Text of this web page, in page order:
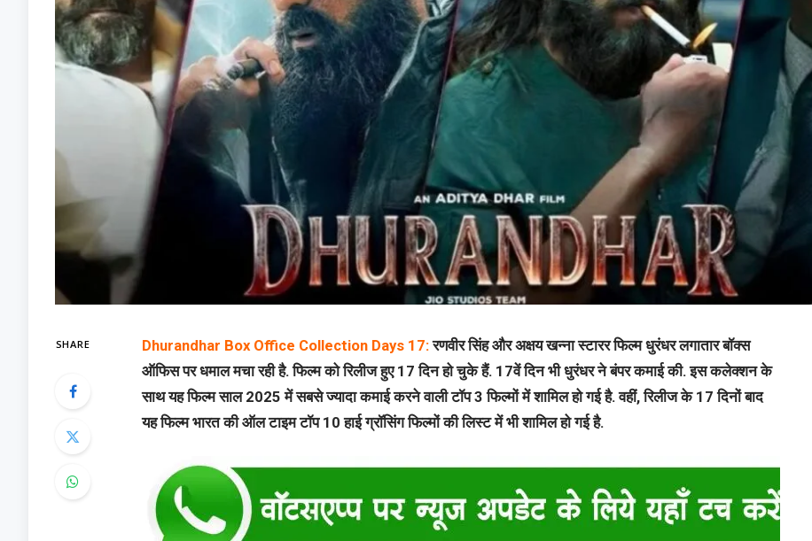
SHARE Dhurandhar Box Office Collection Days 17:रणवीर सिंह और अक्षय खन्ना स्टारर फिल्म धुरंधर लगातार बॉक्स
ऑफिस पर धमाल मचा रही है. फिल्म को रिलीज हुए 17 दिन हो चुके हैं. 17वें दिन भी धुरंधर ने बंपर कमाई की. इस कलेक्शन के
साथ यह फिल्म साल 2025 में सबसे ज्यादा कमाई करने वाली टॉप 3 फिल्मों में शामिल हो गई है. वहीं, रिलीज के 17 दिनों बाद
यह फिल्म भारत की ऑल टाइम टॉप 10 हाई ग्रॉसिंग फिल्मों की लिस्ट में भी शामिल हो गई है.